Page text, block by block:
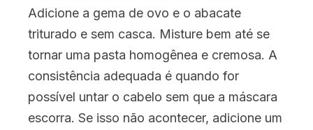
Adicione a gema de ovo e o abacate
triturado e sem casca. Misture bem até se
tornar uma pasta homogênea e cremosa. A
consistência adequada é quando for
possível untar o cabelo sem que a máscara
escorra. Se isso não acontecer, adicione um